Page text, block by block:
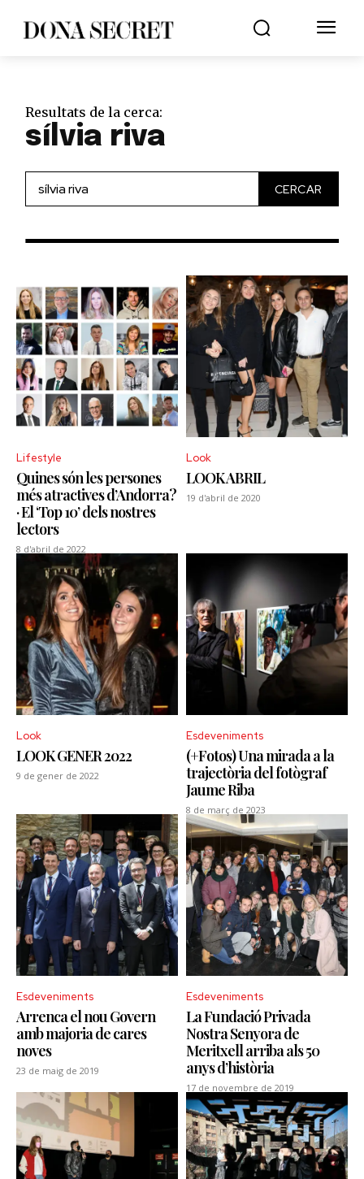
Resultats de la cerca:
sílvia riva
CERCAR
Lifestyle
Quines són les persones
més atractives d’Andorra?
· El ‘Top 10’ dels nostres
lectors
8 d'abril de 2022
Look
LOOK ABRIL
19 d'abril de 2020
Look
LOOK GENER 2022
9 de gener de 2022
Esdeveniments
(+Fotos) Una mirada a la
trajectòria del fotògraf
Jaume Riba
8 de març de 2023
Esdeveniments
Arrenca el nou Govern
amb majoria de cares
noves
23 de maig de 2019
Esdeveniments
La Fundació Privada
Nostra Senyora de
Meritxell arriba als 50
anys d’història
17 de novembre de 2019